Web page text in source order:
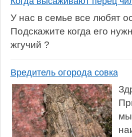
У нас в семье все любят
Подскажите когда его
жгучий ?
Вредитель огорода совка
мы